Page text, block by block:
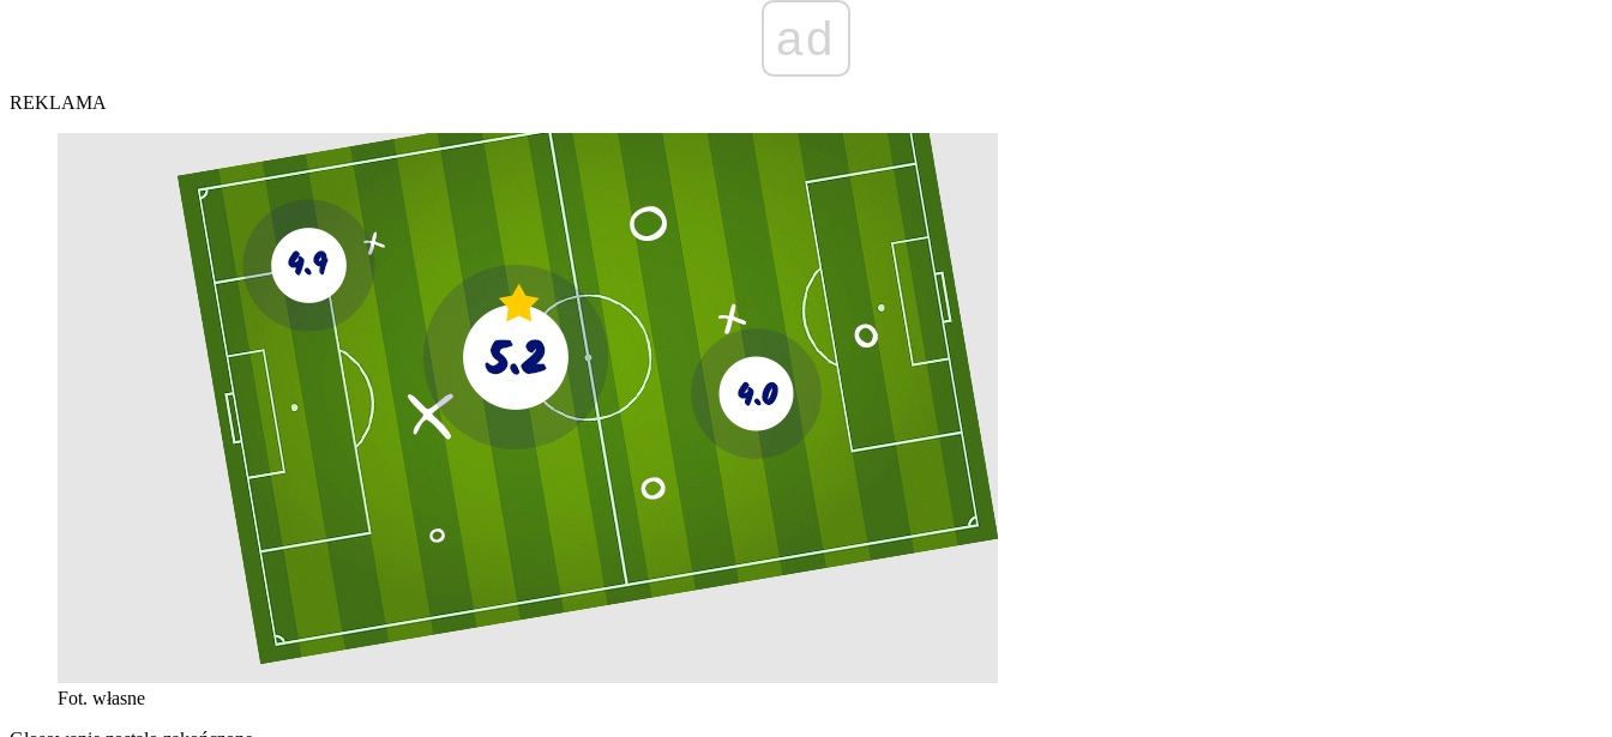
ad
REKLAMA
Fot. własne